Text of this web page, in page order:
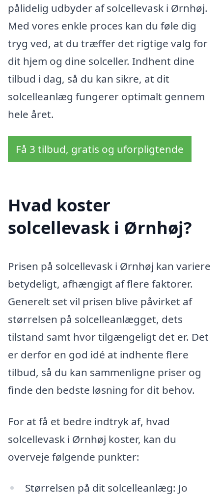
pålidelig udbyder af solcellevask i Ørnhøj.
Med vores enkle proces kan du føle dig
tryg ved, at du træffer det rigtige valg for
dit hjem og dine solceller. Indhent dine
tilbud i dag, så du kan sikre, at dit
solcelleanlæg fungerer optimalt gennem
hele året.
Få 3 tilbud, gratis og uforpligtende
Hvad koster
solcellevask i Ørnhøj?
Prisen på solcellevask i Ørnhøj kan variere
betydeligt, afhængigt af flere faktorer.
Generelt set vil prisen blive påvirket af
størrelsen på solcelleanlægget, dets
tilstand samt hvor tilgængeligt det er. Det
er derfor en god idé at indhente flere
tilbud, så du kan sammenligne priser og
finde den bedste løsning for dit behov.
For at få et bedre indtryk af, hvad
solcellevask i Ørnhøj koster, kan du
overveje følgende punkter:
Størrelsen på dit solcelleanlæg: Jo